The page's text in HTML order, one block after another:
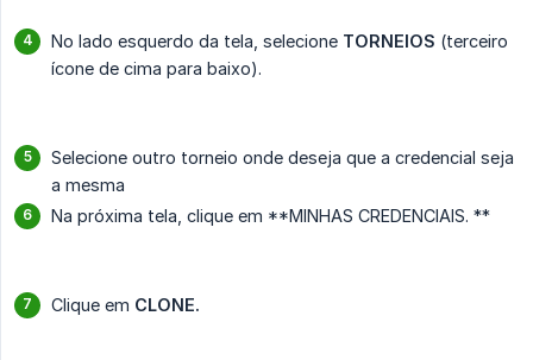
No lado esquerdo da tela, selecione TORNEIOS (terceiro
ícone de cima para baixo).
Selecione outro torneio onde deseja que a credencial seja
a mesma
Na próxima tela, clique em **MINHAS CREDENCIAIS. **
Clique em CLONE.